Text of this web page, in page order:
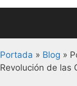
Portada » Blog »
Revolución de las